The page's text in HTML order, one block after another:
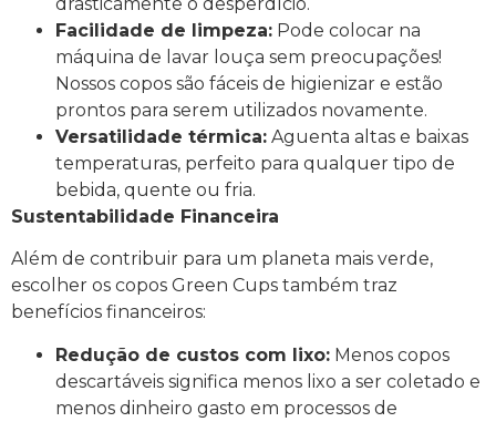
Facilidade de limpeza: Pode colocar na
máquina de lavar louça sem preocupações!
Nossos copos são fáceis de higienizar e estão
prontos para serem utilizados novamente.
Versatilidade térmica: Aguenta altas e baixas
temperaturas, perfeito para qualquer tipo de
bebida, quente ou fria.
Sustentabilidade Financeira
Além de contribuir para um planeta mais verde,
escolher os copos Green Cups também traz
benefícios financeiros:
Redução de custos com lixo: Menos copos
descartáveis significa menos lixo a ser coletado e
menos dinheiro gasto em processos de